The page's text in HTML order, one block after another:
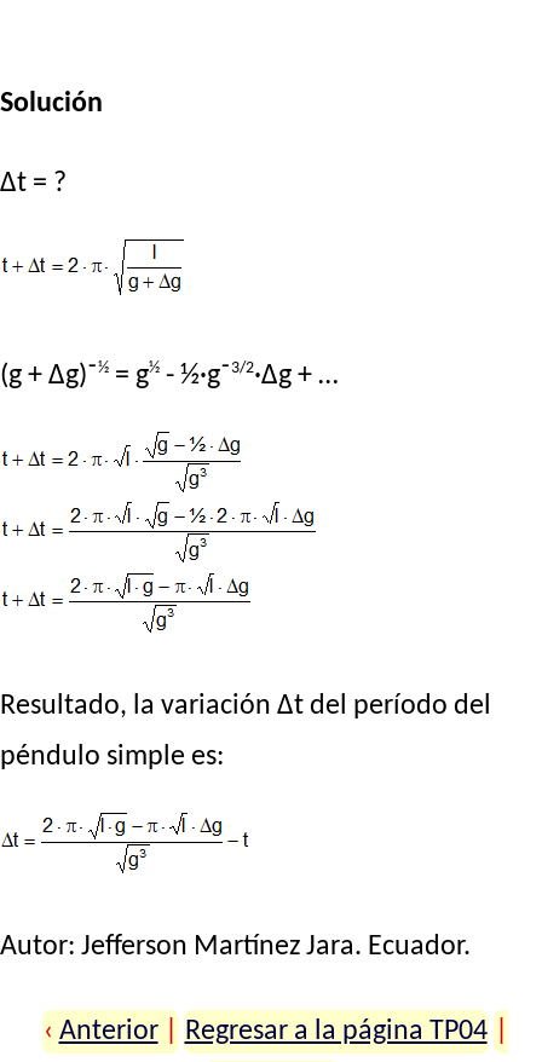
Solución
Δt = ?
(g + Δg)⁻½ = g½ - ½·g⁻ 3/2·Δg + …
Resultado, la variación Δt del período del
péndulo simple es:
Autor: Jefferson Martínez Jara. Ecuador.
‹ Anterior Regresar a la página TP04